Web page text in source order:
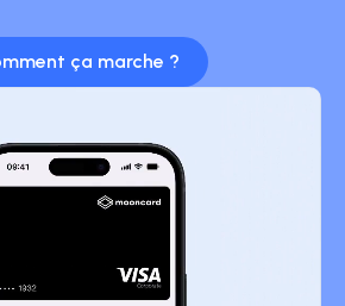
ça marche ?